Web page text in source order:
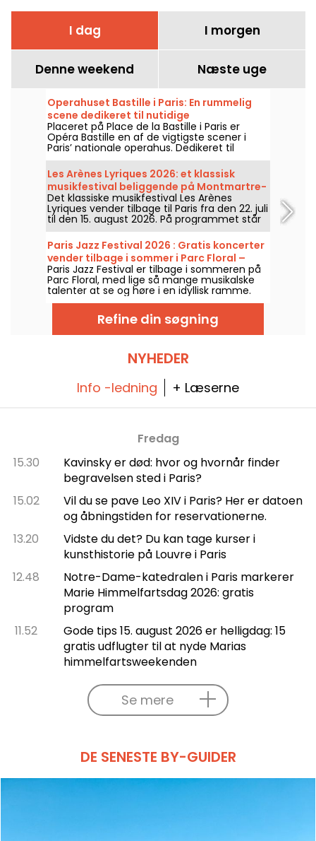
I dag I morgen
Denne weekend Næste uge
Operahuset Bastille i Paris: En rummelig
scene dedikeret til nutidige
operaproduktioner
Placeret på Place de la Bastille i Paris er
Opéra Bastille en af de vigtigste scener i
Paris’ nationale operahus. Dedikeret til
opsætninger af operaer og
balletforestillinger året rundt. Siden
indvielsen i 1989 har den moderne bygning
tiltrukket et bredt publikum og er blevet et
centralt referencepunkt for de, der ønsker
at følge med i byens klassiske forestillinger
og koreografiske shows.
Les Arènes Lyriques 2026: et klassisk
musikfestival beliggende på Montmartre-
højen
Det klassiske musikfestival Les Arènes
Lyriques vender tilbage til Paris fra den 22. juli
til den 15. august 2026. På programmet står
ikke mindre end 16 koncerter, der afholdes i
Arènes de Montmartre, en idyllisk ramme for
at høre de store klassikere.
Paris Jazz Festival 2026 : Gratis koncerter
vender tilbage i sommer i Parc Floral –
programmet
Paris Jazz Festival er tilbage i sommeren på
Parc Floral, med lige så mange musikalske
talenter at se og høre i en idyllisk ramme.
Her er programmet for de gratis koncerter,
man kan opdage fra den 24. juni til den 6.
september 2026!Refine din søgning
NYHEDER
Info -ledning + Læserne
Fredag
15.30
Kavinsky er død: hvor og hvornår finder
begravelsen sted i Paris?
15.02
Vil du se pave Leo XIV i Paris? Her er datoen
og åbningstiden for reservationerne.
13.20
Vidste du det? Du kan tage kurser i
kunsthistorie på Louvre i Paris
12.48
Notre-Dame-katedralen i Paris markerer
Marie Himmelfartsdag 2026: gratis
program
11.52
Gode tips 15. august 2026 er helligdag: 15
gratis udflugter til at nyde Marias
himmelfartsweekenden
Se mere
DE SENESTE BY-GUIDER